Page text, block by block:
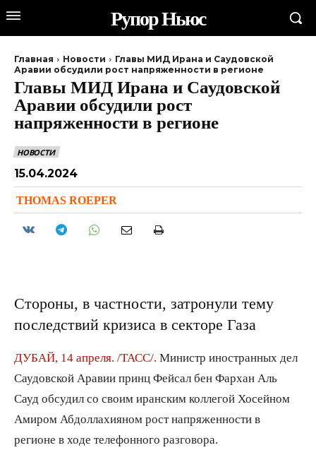
Рупор Ньюс
Главная Новости
Главы МИД Ирана и Саудовской
Аравии обсудили рост напряженности в регионе
Главы МИД Ирана и Саудовской
Аравии обсудили рост
напряженности в регионе
НОВОСТИ
15.04.2024
THOMAS ROEPER
Стороны, в частности, затронули тему
последствий кризиса в секторе Газа
ДУБАЙ, 14 апреля. /ТАСС/. Министр иностранных дел
Саудовской Аравии принц Фейсал бен Фархан Аль
Сауд обсудил со своим иранским коллегой Хосейном
Амиром Абдоллахияном рост напряженности в
регионе в ходе телефонного разговора.